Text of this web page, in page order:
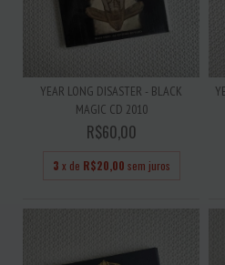
YEAR LONG DISASTER - BLACK
MAGIC CD 2010
R$60,00
3 x de R$20,00 sem juros